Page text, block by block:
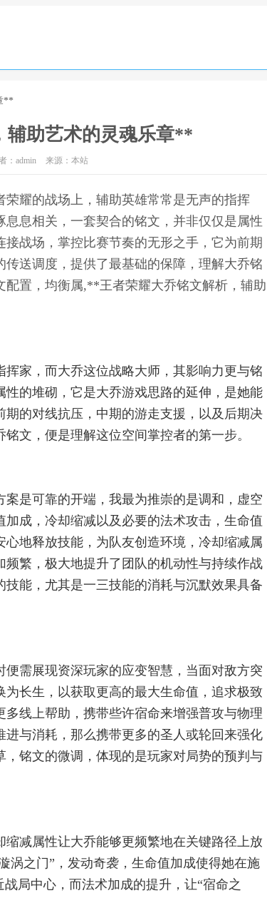
**
辅助艺术的灵魂乐章**
：admin 来源：本站
耀的战场上，辅助英雄常常是无声的指挥
息相关，一套契合的铭文，并非仅仅是属性
战场，掌控比赛节奏的无形之手，它为前期
送调度，提供了最基础的保障，理解大乔铭
置，均衡属,**王者荣耀大乔铭文解析，辅助
家，而大乔这位战略大师，其影响力更与铭
的堆砌，它是大乔游戏思路的延伸，是她能
的对线抗压，中期的游走支援，以及后期决
文，便是理解这位空间掌控者的第一步。
是可靠的开端，我最为推崇的是调和，虚空
成，冷却缩减以及必要的法术攻击，生命值
地释放技能，为队友创造环境，冷却缩减属
繁，极大地提升了团队的机动性与持续作战
能，尤其是一三技能的消耗与沉默效果具备
需展现资深玩家的应变智慧，当面对敌方突
长生，以获取更高的最大生命值，追求极致
线上帮助，携带些许宿命来增强普攻与物理
与消耗，那么携带更多的圣人或轮回来强化
铭文的微调，体现的是玩家对局势的预判与
减属性让大乔能够更频繁地在关键路径上放
涡之门”，发动奇袭，生命值加成使得她在施
局中心，而法术加成的提升，让“宿命之